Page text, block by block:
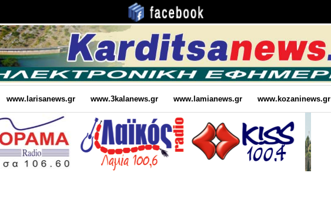
www.larisanews.gr www.3kalanews.gr www.lamianews.gr www.kozaninews.gr